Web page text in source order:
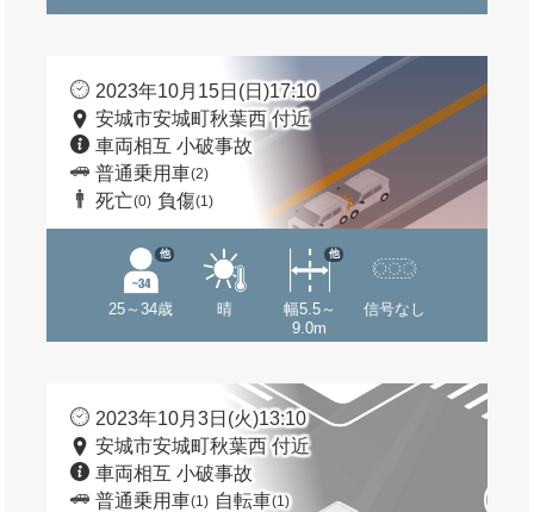
2023年10月15日(日)17:10
安城市安城町秋葉西 付近
車両相互 小破事故
普通乗用車(2)
死亡(0) 負傷(1)
25～34歳
他
晴
幅5.5～
9.0m
他
信号なし
2023年10月3日(火)13:10
安城市安城町秋葉西 付近
車両相互 小破事故
普通乗用車(1) 自転車(1)